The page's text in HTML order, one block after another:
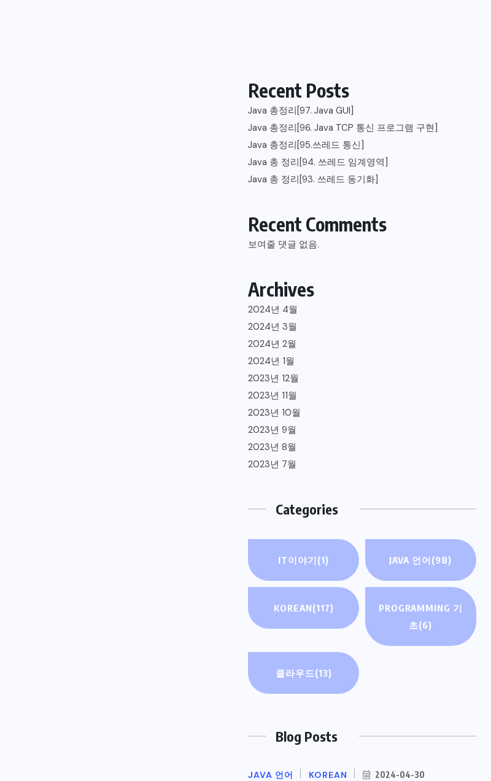
Recent Posts
Java 총정리[97. Java GUI]
Java 총정리[96. Java TCP 통신 프로그램 구현]
Java 총정리[95.쓰레드 통신]
Java 총 정리[94. 쓰레드 임계영역]
Java 총 정리[93. 쓰레드 동기화]
Recent Comments
보여줄 댓글 없음.
Archives
2024년 4월
2024년 3월
2024년 2월
2024년 1월
2023년 12월
2023년 11월
2023년 10월
2023년 9월
2023년 8월
2023년 7월
Categories
IT이야기 (1) JAVA 언어 (98)
KOREAN(117)
PROGRAMMING 기
초(6)
클라우드(13)
Blog Posts
JAVA 언어 KOREAN 2024-04-30